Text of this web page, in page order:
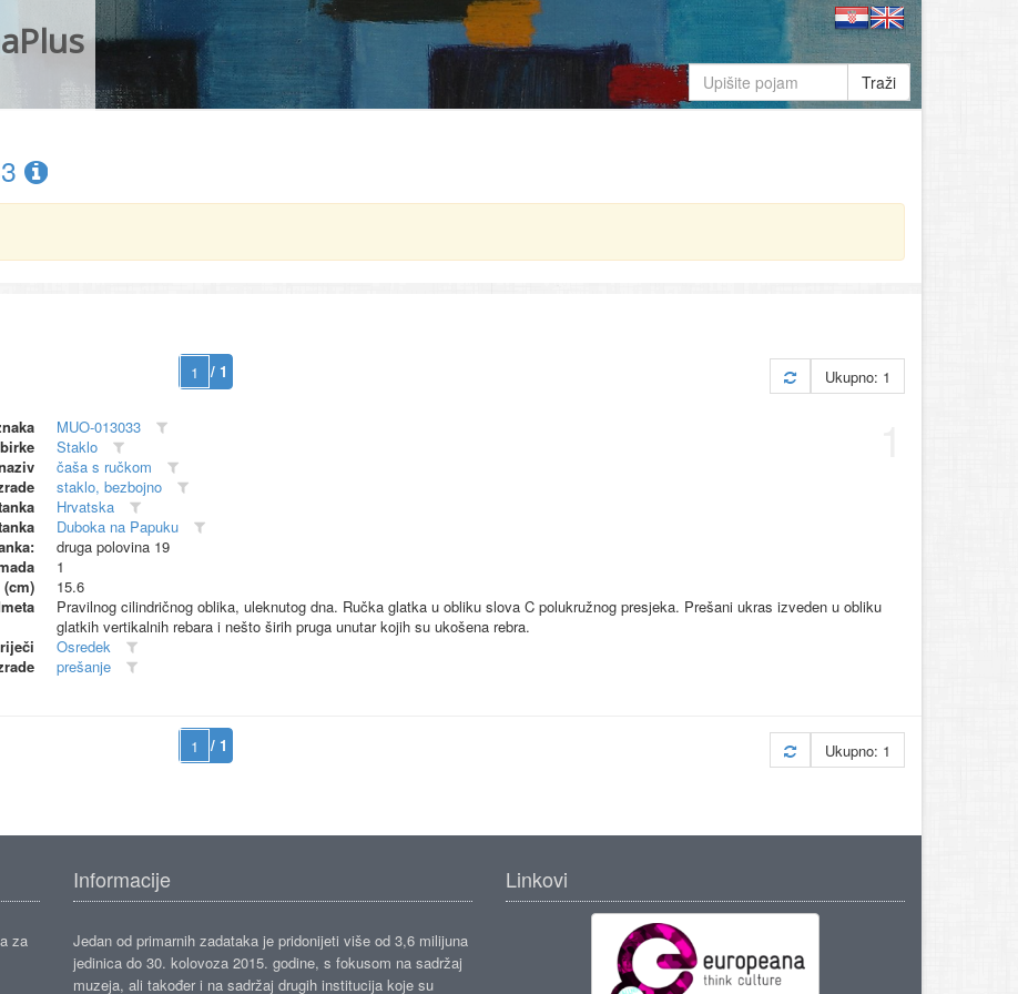
Traži
/ 1 Ukupno: 1
MUO-013033
Staklo
čaša s ručkom
staklo, bezbojno
Hrvatska
Duboka na Papuku
druga polovina 19
1
15.6
Pravilnog cilindričnog oblika, uleknutog dna. Ručka glatka u obliku slova C polukružnog presjeka. Prešani ukras izveden u obliku
glatkih vertikalnih rebara i nešto širih pruga unutar kojih su ukošena rebra.
Osredek
prešanje
/ 1 Ukupno: 1
za
Informacije
Jedan od primarnih zadataka je pridonijeti više od 3,6 milijuna
jedinica do 30. kolovoza 2015. godine, s fokusom na sadržaj
muzeja, ali također i na sadržaj drugih institucija koje su
Linkovi